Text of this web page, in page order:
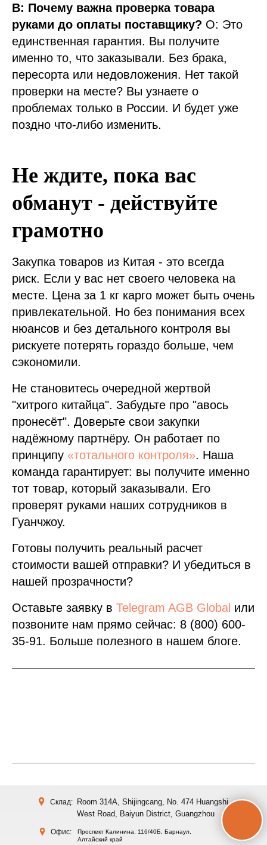
В: Почему важна проверка товара
руками до оплаты поставщику? О: Это
единственная гарантия. Вы получите
именно то, что заказывали. Без брака,
пересорта или недовложения. Нет такой
проверки на месте? Вы узнаете о
проблемах только в России. И будет уже
поздно что-либо изменить.
Не ждите, пока вас
обманут - действуйте
грамотно
Закупка товаров из Китая - это всегда
риск. Если у вас нет своего человека на
месте. Цена за 1 кг карго может быть очень
привлекательной. Но без понимания всех
нюансов и без детального контроля вы
рискуете потерять гораздо больше, чем
сэкономили.
Не становитесь очередной жертвой
"хитрого китайца". Забудьте про "авось
пронесёт". Доверьте свои закупки
надёжному партнёру. Он работает по
принципу «тотального контроля». Наша
команда гарантирует: вы получите именно
тот товар, который заказывали. Его
проверят руками наших сотрудников в
Гуанчжоу.
Готовы получить реальный расчет
стоимости вашей отправки? И убедиться в
нашей прозрачности?
Оставьте заявку в Telegram AGB Global или
позвоните нам прямо сейчас: 8 (800) 600-
35-91. Больше полезного в нашем блоге.
Room 314A, Shijingcang, No. 474 Huangshi
West Road, Baiyun District, Guangzhou
Склад:
Проспект Калинина, 116/40Б, Барнаул,
Алтайский край
Офис: